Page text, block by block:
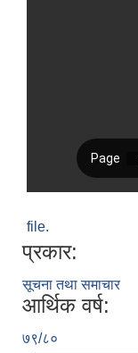
file.
प्रकार:
सूचना तथा समाचार
आर्थिक वर्ष:
७९/८०